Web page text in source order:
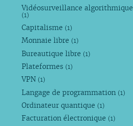
Vidéosurveillance algorithmique
(1)
Capitalisme (1)
Monnaie libre (1)
Bureautique libre (1)
Plateformes (1)
VPN (1)
Langage de programmation (1)
Ordinateur quantique (1)
Facturation électronique (1)